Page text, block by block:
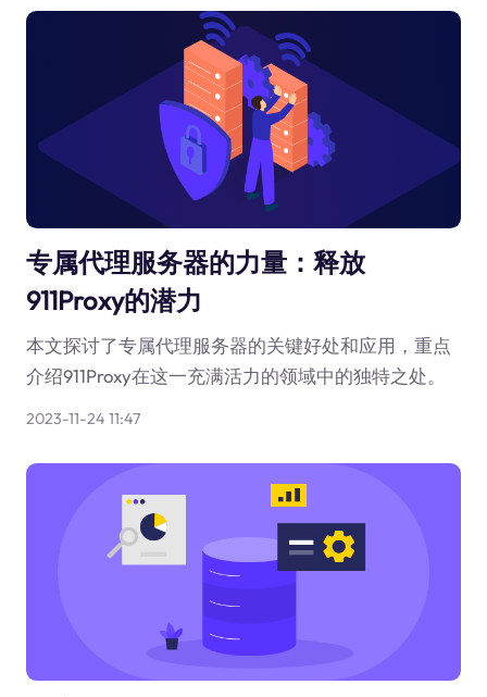
专属代理服务器的力量：释放
911Proxy的潜力
本文探讨了专属代理服务器的关键好处和应用，重点
介绍911Proxy在这一充满活力的领域中的独特之处。
2023-11-24 11:47